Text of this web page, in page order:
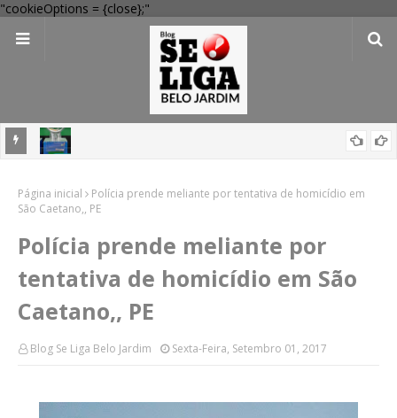
"cookieOptions = {close};"
confira resultados
Página inicial
Polícia prende meliante por tentativa de homicídio em
São Caetano,, PE
Polícia prende meliante por
tentativa de homicídio em São
Caetano,, PE
Blog Se Liga Belo Jardim Sexta-Feira, Setembro 01, 2017